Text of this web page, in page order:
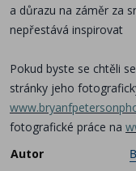
a důrazu na záměr za
nepřestává inspirovat
Pokud byste se chtěli
stránky jeho
fotografické práce na
Autor